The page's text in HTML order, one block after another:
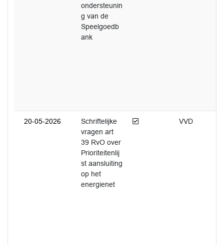
ondersteunin
g van de
Speelgoedb
ank
20-05-2026
Schriftelijke
vragen art
39 RvO over
Prioriteitenlij
st aansluiting
op het
energienet
Afgedaan VVD